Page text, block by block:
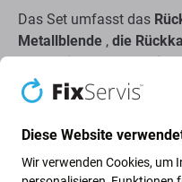
Das Set umfasst das
Metallblende , die
kompatiblen Magnetring
Struktur des Geräts, den
magnetische
Zubehör
DiesegrüneAusführung
Diese Website
Wir verwenden Cookies, um